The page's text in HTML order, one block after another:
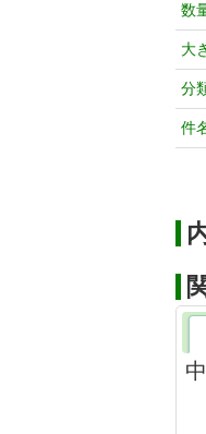
数
大
分
件